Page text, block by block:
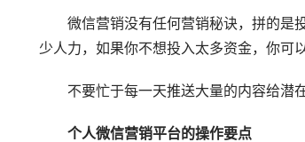
微信营销没有任何营销秘诀，拼的是投
少人力，如果你不想投入太多资金，你可
不要忙于每一天推送大量的内容给潜在
个人微信营销平台的操作要点